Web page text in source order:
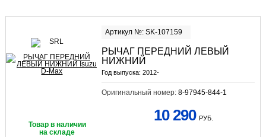
Артикул №: SK-107159
РЫЧАГ ПЕРЕДНИЙ ЛЕВЫЙ
НИЖНИЙ
Год выпуска: 2012-
Оригинальный номер: 8-97945-844-1
Товар в наличии
на складе
10 290 РУБ.